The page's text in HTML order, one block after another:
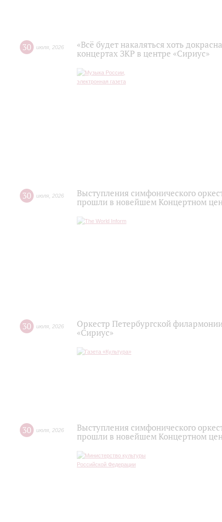
30 июля 2026
«Всё будет накаляться хоть
концертах ЗКР в центре «Сириус»
30 июля 2026
Выступления симфонического
прошли в новейшем Концертном
30 июля 2026
Оркестр Петербургской
«Сириус»
30 июля 2026
Выступления симфонического
прошли в новейшем Концертном